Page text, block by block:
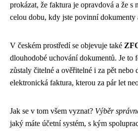
prokázat, že faktura je opravdová a že
celou dobu, kdy jste povinní dokumenty
V českém prostředí se objevuje také
dlouhodobé uchování dokumentů. Je to
zůstaly čitelné a ověřitelné i za pět nebo
elektronická faktura, kterou za pár let
Jak se v tom všem vyznat? Výběr
jaký máte účetní systém, s kým